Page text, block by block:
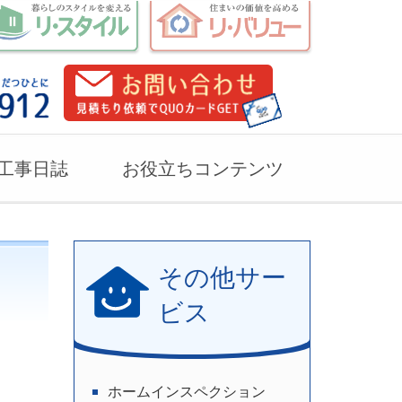
事日誌 お役立ちコンテンツ
その他サー
ビス
ホームインスペクション